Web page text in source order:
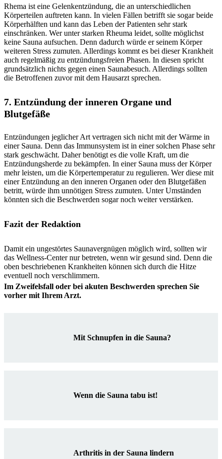
Rhema ist eine Gelenkentzündung, die an unterschiedlichen
Körperteilen auftreten kann. In vielen Fällen betrifft sie sogar beide
Körperhälften und kann das Leben der Patienten sehr stark
einschränken. Wer unter starken Rheuma leidet, sollte möglichst
keine Sauna aufsuchen. Denn dadurch würde er seinem Körper
weiteren Stress zumuten. Allerdings kommt es bei dieser Krankheit
auch regelmäßig zu entzündungsfreien Phasen. In diesen spricht
grundsätzlich nichts gegen einen Saunabesuch. Allerdings sollten
die Betroffenen zuvor mit dem Hausarzt sprechen.
7. Entzündung der inneren Organe und
Blutgefäße
Entzündungen jeglicher Art vertragen sich nicht mit der Wärme in
einer Sauna. Denn das Immunsystem ist in einer solchen Phase sehr
stark geschwächt. Daher benötigt es die volle Kraft, um die
Entzündungsherde zu bekämpfen. In einer Sauna muss der Körper
mehr leisten, um die Körpertemperatur zu regulieren. Wer diese mit
einer Entzündung an den inneren Organen oder den Blutgefäßen
betritt, würde ihm unnötigen Stress zumuten. Unter Umständen
könnten sich die Beschwerden sogar noch weiter verstärken.
Fazit der Redaktion
Damit ein ungestörtes Saunavergnügen möglich wird, sollten wir
das Wellness-Center nur betreten, wenn wir gesund sind. Denn die
oben beschriebenen Krankheiten können sich durch die Hitze
eventuell noch verschlimmern.
Im Zweifelsfall oder bei akuten Beschwerden sprechen Sie
vorher mit Ihrem Arzt.
Mit Schnupfen in die Sauna?
Wenn die Sauna tabu ist!
Arthritis in der Sauna lindern